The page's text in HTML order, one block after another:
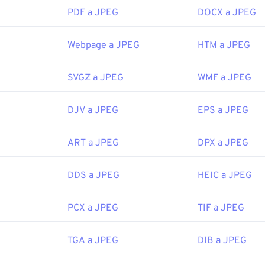
15 de junio de 1987
https://en.wikipedia.org/wiki/GIF
predeterminado. Para seleccionar una aplicación específica
se abren automáticamente en navegadores web populares
jpg-jpeg-file-4139913
PDF a JPEG DOCX a JPEG
Webpage a JPEG HTM a JPEG
SVGZ a JPEG WMF a JPEG
DJV a JPEG EPS a JPEG
ART a JPEG DPX a JPEG
DDS a JPEG HEIC a JPEG
PCX a JPEG TIF a JPEG
TGA a JPEG DIB a JPEG